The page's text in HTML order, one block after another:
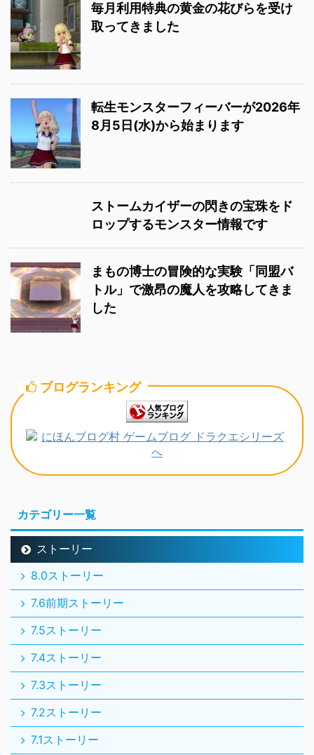
毎月利用特典の黄金の花びらを受け
取ってきました
転生モンスターフィーバーが2026年
8月5日(水)から始まります
ストームカイザーの閃きの宝珠をド
ロップするモンスター情報です
まもの博士の冒険的な実験「同盟バ
トル」で激昂の魔人を攻略してきま
した
ブログランキング
カテゴリー一覧
ストーリー
8.0ストーリー
7.6前期ストーリー
7.5ストーリー
7.4ストーリー
7.3ストーリー
7.2ストーリー
7.1ストーリー